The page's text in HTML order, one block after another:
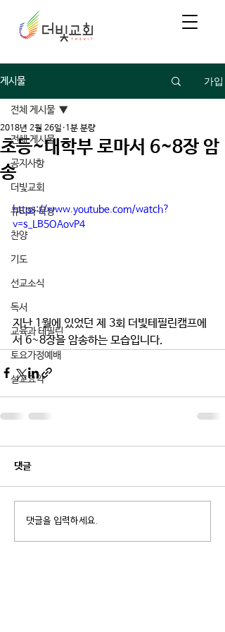
게시물 가입
전체 게시물
공지사항
더빛교회
큐티와 묵상
찬양
기도
선교소식
독서
교육과 테필린
토요가정예배
설교요약
전체 게시물
초등~대학부 로마서 6~8장 암
송
2018년 2월 26일 1분 분량
https://www.youtube.com/watch?
v=s_LB5OAovP4
지난 1월에 있었던 제 3회 더빛테필린캠프에
서 6~8장을 암송하는 모습입니다.
댓글
댓글을 입력하세요.